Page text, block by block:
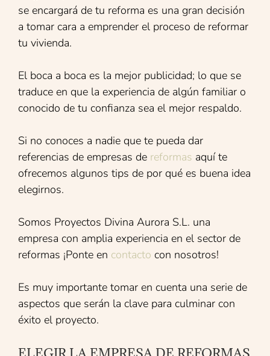
se encargará de tu reforma es una gran decisión
a tomar cara a emprender el proceso de reformar
tu vivienda.
El boca a boca es la mejor publicidad; lo que se
traduce en que la experiencia de algún familiar o
conocido de tu confianza sea el mejor respaldo.
Si no conoces a nadie que te pueda dar
referencias de empresas de reformas aquí te
ofrecemos algunos tips de por qué es buena idea
elegirnos.
Somos Proyectos Divina Aurora S.L. una
empresa con amplia experiencia en el sector de
reformas ¡Ponte en contacto con nosotros!
Es muy importante tomar en cuenta una serie de
aspectos que serán la clave para culminar con
éxito el proyecto.